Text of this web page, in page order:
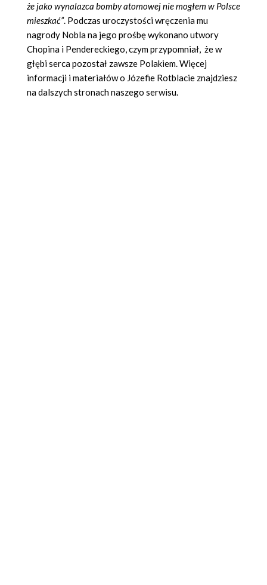
że jako wynalazca bomby atomowej nie mogłem w Polsce
mieszkać”. Podczas uroczystości wręczenia mu
nagrody Nobla na jego prośbę wykonano utwory
Chopina i Pendereckiego, czym przypomniał, że w
głębi serca pozostał zawsze Polakiem. Więcej
informacji i materiałów o Józefie Rotblacie znajdziesz
na dalszych stronach naszego serwisu.